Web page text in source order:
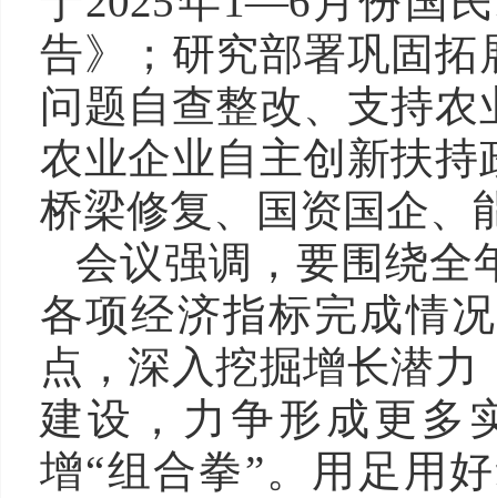
告》；研究部署巩固
问题自查整改、支持
农业企业自主创新扶
桥梁修复、国资国企、
会议强调，要围绕全
各项经济指标完成情
点，深入挖掘增长潜
建设，力争形成更多
增“组合拳”。用足用